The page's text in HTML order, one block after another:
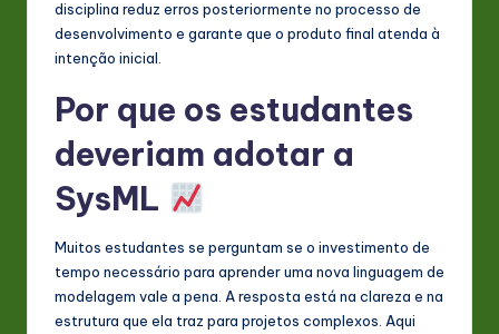
disciplina reduz erros posteriormente no processo de
desenvolvimento e garante que o produto final atenda à
intenção inicial.
Por que os estudantes
deveriam adotar a
SysML
Muitos estudantes se perguntam se o investimento de
tempo necessário para aprender uma nova linguagem de
modelagem vale a pena. A resposta está na clareza e na
estrutura que ela traz para projetos complexos. Aqui